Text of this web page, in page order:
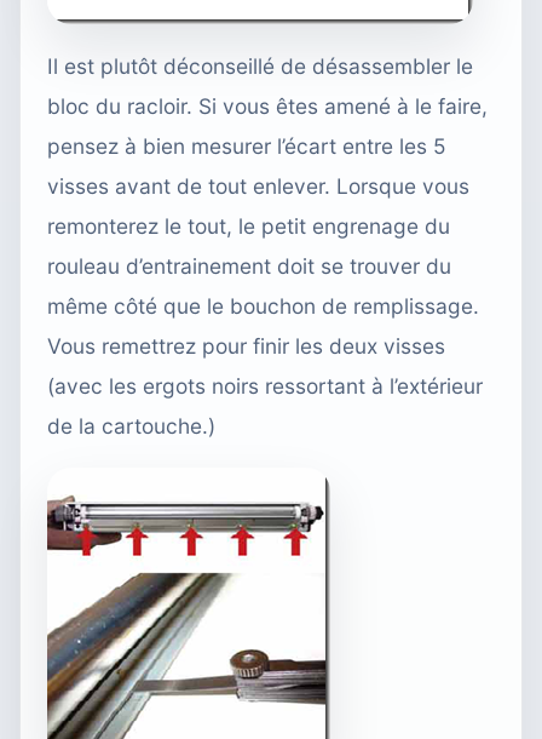
Il est plutôt déconseillé de désassembler le
bloc du racloir. Si vous êtes amené à le faire,
pensez à bien mesurer l’écart entre les 5
visses avant de tout enlever. Lorsque vous
remonterez le tout, le petit engrenage du
rouleau d’entrainement doit se trouver du
même côté que le bouchon de remplissage.
Vous remettrez pour finir les deux visses
(avec les ergots noirs ressortant à l’extérieur
de la cartouche.)